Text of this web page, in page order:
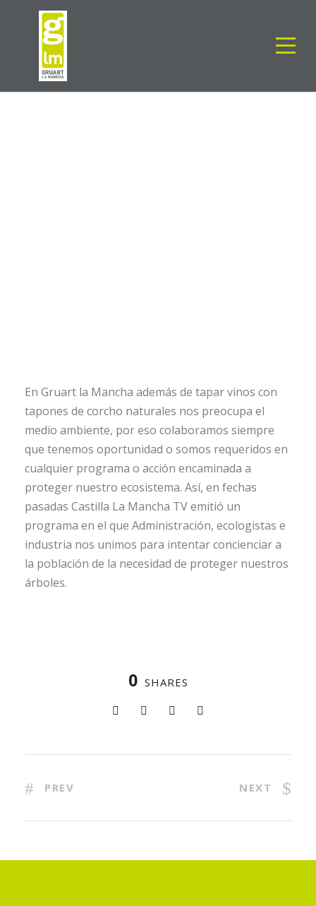
En Gruart la Mancha además de tapar vinos con
tapones de corcho naturales nos preocupa el
medio ambiente, por eso colaboramos siempre
que tenemos oportunidad o somos requeridos en
cualquier programa o acción encaminada a
proteger nuestro ecosistema. Así, en fechas
pasadas Castilla La Mancha TV emitió un
programa en el que Administración, ecologistas e
industria nos unimos para intentar concienciar a
la población de la necesidad de proteger nuestros
árboles.
0 SHARES
PREV NEXT